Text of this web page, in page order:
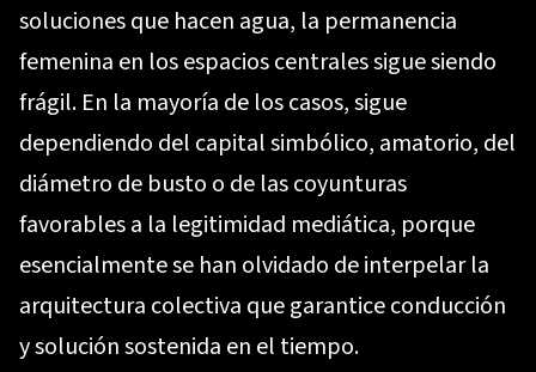
soluciones que hacen agua, la permanencia
femenina en los espacios centrales sigue siendo
frágil. En la mayoría de los casos, sigue
dependiendo del capital simbólico, amatorio, del
diámetro de busto o de las coyunturas
favorables a la legitimidad mediática, porque
esencialmente se han olvidado de interpelar la
arquitectura colectiva que garantice conducción
y solución sostenida en el tiempo.